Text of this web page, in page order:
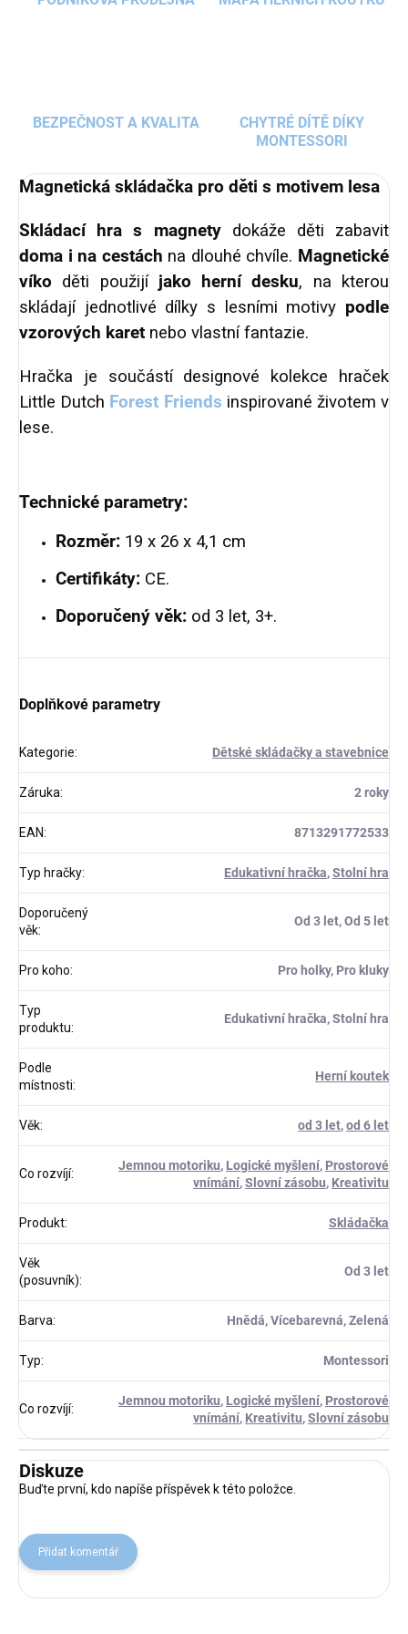
BEZPEČNOST A KVALITA
CHYTRÉ DÍTĚ DÍKY
MONTESSORI
Magnetická skládačka pro děti s motivem lesa
Skládací hra s magnetydokáže děti zabavit
doma i na cestách na dlouhé chvíle. Magnetické
víko děti použijí jako herní desku, na kterou
skládají jednotlivé dílky s lesními motivy podle
vzorových karet nebo vlastní fantazie.
Hračka je součástí designové kolekce hraček
Little Dutch Forest Friends inspirované životem v
lese.
Technické parametry:
Rozměr: 19 x 26 x 4,1 cm
Certifikáty: CE.
Doporučený věk: od 3 let, 3+.
Doplňkové parametry
Kategorie: Dětské skládačky a stavebnice
Záruka: 2 roky
EAN: 8713291772533
Typ hračky: Edukativní hračka,Stolní hra
Doporučený
věk:
Od 3 let, Od 5 let
Pro koho: Pro holky, Pro kluky
Typ
produktu:
Edukativní hračka, Stolní hra
Podle
místnosti:
Herní koutek
Věk: od 3 let,od 6 let
Co rozvíjí:
Jemnou motoriku, Logické myšlení, Prostorové
vnímání,Slovní zásobu, Kreativitu
Produkt: Skládačka
Věk
(posuvník):
Od 3 let
Barva: Hnědá, Vícebarevná, Zelená
Typ: Montessori
Co rozvíjí:
Jemnou motoriku, Logické myšlení, Prostorové
vnímání, Kreativitu,Slovní zásobu
Diskuze
Buďte první, kdo napíše příspěvek k této položce.
Přidat komentář